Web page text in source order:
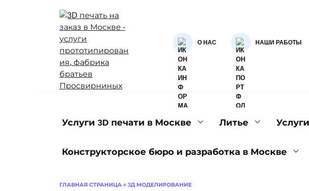
О НАС НАШИ РАБОТЫ
Услуги 3D печати в Москве Литье
Конструкторское бюро и разработка в Москве
ГЛАВНАЯ СТРАНИЦА » 3Д МОДЕЛИРОВАНИЕ